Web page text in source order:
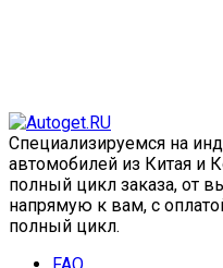
Специализируемся на
автомобилей из Китая и
полный цикл заказа, от
напрямую к вам, с
полный цикл.
FAQ